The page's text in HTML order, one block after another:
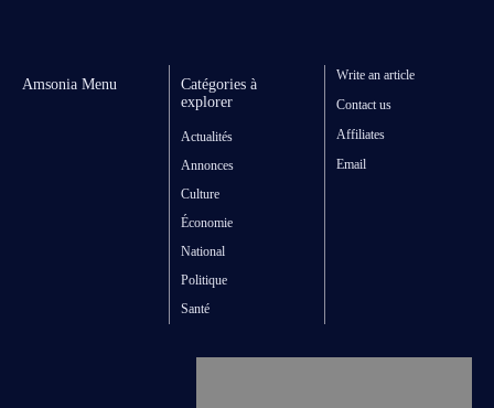
Amsonia Menu
Catégories à
explorer
Actualités
Annonces
Culture
Économie
National
Politique
Santé
Write an article
Contact us
Affiliates
Email